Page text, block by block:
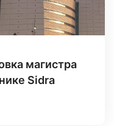
магистра
Sidra